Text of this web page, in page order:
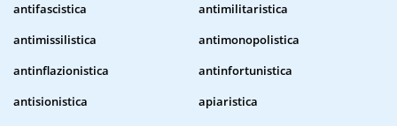
antifascistica
antimilitaristica
antimissilistica
antimonopolistica
antinflazionistica
antinfortunistica
antisionistica
apiaristica